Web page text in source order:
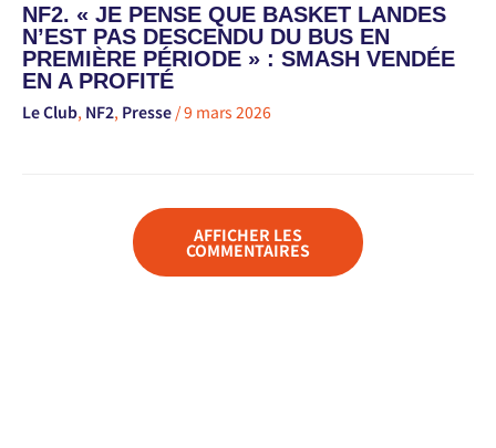
NF2. « JE PENSE QUE BASKET LANDES
N’EST PAS DESCENDU DU BUS EN
PREMIÈRE PÉRIODE » : SMASH VENDÉE
EN A PROFITÉ
Le Club, NF2, Presse /9 mars 2026
AFFICHER LES
COMMENTAIRES